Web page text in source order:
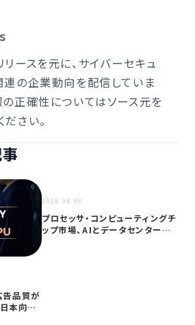
リースを元に、サイバーセキュ
連の企業動向を配信していま
の正確性についてはソース元を
ださい。
品質が
本向け
2026.08.08
プロセッサ・コンピューティングチ
ップ市場、AIとデータセンター需